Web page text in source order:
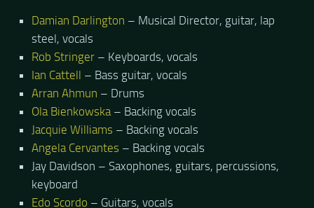
Damian Darlington – Musical Director, guitar, lap
steel, vocals
Rob Stringer – Keyboards, vocals
Ian Cattell – Bass guitar, vocals
Arran Ahmun – Drums
Ola Bienkowska – Backing vocals
Jacquie Williams – Backing vocals
Angela Cervantes – Backing vocals
Jay Davidson – Saxophones, guitars, percussions,
keyboard
Edo Scordo – Guitars, vocals